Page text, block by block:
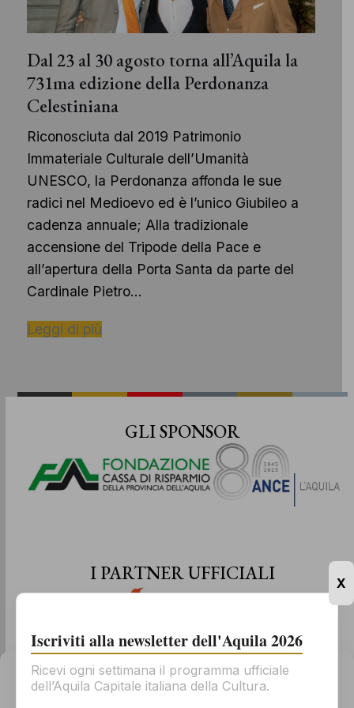
Gestisci il consenso
Dal 23 al 30 agosto torna all’Aquila la
731ma edizione della Perdonanza
Celestiniana
Riconosciuta dal 2019 Patrimonio
Immateriale Culturale dell’Umanità
UNESCO, la Perdonanza affonda le sue
radici nel Medioevo ed è l’unico Giubileo a
cadenza annuale; Alla tradizionale
accensione del Tripode della Pace e
all’apertura della Porta Santa da parte del
Cardinale Pietro…
Leggi di più
GLI SPONSOR
I PARTNER UFFICIALI
Iscriviti alla newsletter dell'Aquila 2026
Ricevi ogni settimana il programma ufficiale
dell’Aquila Capitale italiana della Cultura.
X